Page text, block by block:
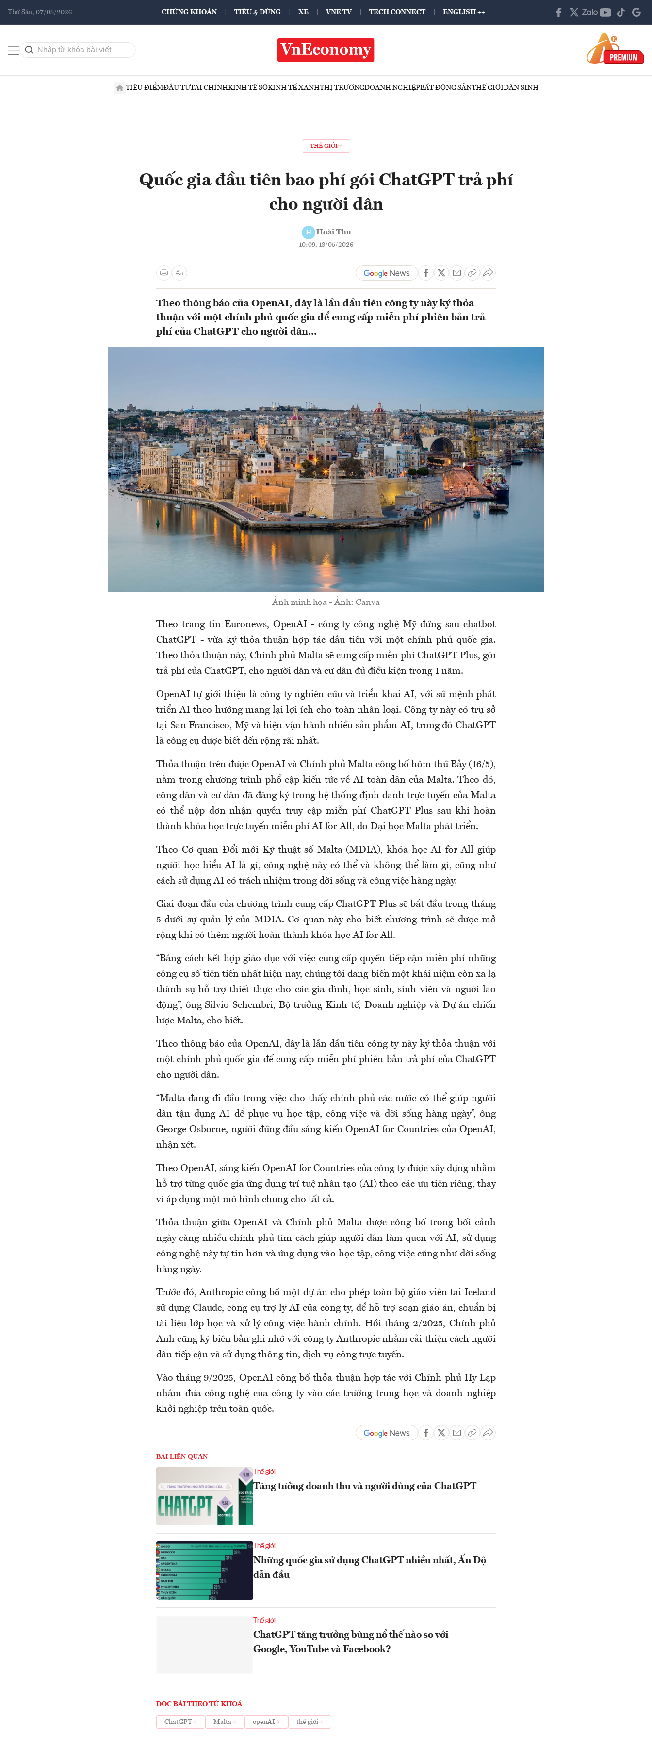
Thứ Sáu, 07/08/2026 CHỨNG KHOÁN TIÊU & DÙNG XE VNE TV TECH CONNECT ENGLISH ++
TIÊU ĐIỂMĐẦU TƯTÀI CHÍNHKINH TẾ SỐKINH TẾ XANHTHỊ TRƯỜNGDOANH NGHIỆPBẤT ĐỘNG SẢNTHẾ GIỚIDÂN SINH
THẾ GIỚI
Quốc gia đầu tiên bao phí gói ChatGPT trả phí
cho người dân
H Hoài Thu
10:09, 18/05/2026
Theo thông báo của OpenAI, đây là lần đầu tiên công ty này ký thỏa
thuận với một chính phủ quốc gia để cung cấp miễn phí phiên bản trả
phí của ChatGPT cho người dân...
Ảnh minh họa - Ảnh: Canva
Theo trang tin Euronews, OpenAI - công ty công nghệ Mỹ đứng sau chatbot
ChatGPT - vừa ký thỏa thuận hợp tác đầu tiên với một chính phủ quốc gia.
Theo thỏa thuận này, Chính phủ Malta sẽ cung cấp miễn phí ChatGPT Plus, gói
trả phí của ChatGPT, cho người dân và cư dân đủ điều kiện trong 1 năm.
OpenAI tự giới thiệu là công ty nghiên cứu và triển khai AI, với sứ mệnh phát
triển AI theo hướng mang lại lợi ích cho toàn nhân loại. Công ty này có trụ sở
tại San Francisco, Mỹ và hiện vận hành nhiều sản phẩm AI, trong đó ChatGPT
là công cụ được biết đến rộng rãi nhất.
Thỏa thuận trên được OpenAI và Chính phủ Malta công bố hôm thứ Bảy (16/5),
nằm trong chương trình phổ cập kiến tức về AI toàn dân của Malta. Theo đó,
công dân và cư dân đã đăng ký trong hệ thống định danh trực tuyến của Malta
có thể nộp đơn nhận quyền truy cập miễn phí ChatGPT Plus sau khi hoàn
thành khóa học trực tuyến miễn phí AI for All, do Đại học Malta phát triển.
Theo Cơ quan Đổi mới Kỹ thuật số Malta (MDIA), khóa học AI for All giúp
người học hiểu AI là gì, công nghệ này có thể và không thể làm gì, cũng như
cách sử dụng AI có trách nhiệm trong đời sống và công việc hàng ngày.
Giai đoạn đầu của chương trình cung cấp ChatGPT Plus sẽ bắt đầu trong tháng
5 dưới sự quản lý của MDIA. Cơ quan này cho biết chương trình sẽ được mở
rộng khi có thêm người hoàn thành khóa học AI for All.
“Bằng cách kết hợp giáo dục với việc cung cấp quyền tiếp cận miễn phí những
công cụ số tiên tiến nhất hiện nay, chúng tôi đang biến một khái niệm còn xa lạ
thành sự hỗ trợ thiết thực cho các gia đình, học sinh, sinh viên và người lao
động”, ông Silvio Schembri, Bộ trưởng Kinh tế, Doanh nghiệp và Dự án chiến
lược Malta, cho biết.
Theo thông báo của OpenAI, đây là lần đầu tiên công ty này ký thỏa thuận với
một chính phủ quốc gia để cung cấp miễn phí phiên bản trả phí của ChatGPT
cho người dân.
“Malta đang đi đầu trong việc cho thấy chính phủ các nước có thể giúp người
dân tận dụng AI để phục vụ học tập, công việc và đời sống hàng ngày”, ông
George Osborne, người đứng đầu sáng kiến OpenAI for Countries của OpenAI,
nhận xét.
Theo OpenAI, sáng kiến OpenAI for Countries của công ty được xây dựng nhằm
hỗ trợ từng quốc gia ứng dụng trí tuệ nhân tạo (AI) theo các ưu tiên riêng, thay
vì áp dụng một mô hình chung cho tất cả.
Thỏa thuận giữa OpenAI và Chính phủ Malta được công bố trong bối cảnh
ngày càng nhiều chính phủ tìm cách giúp người dân làm quen với AI, sử dụng
công nghệ này tự tin hơn và ứng dụng vào học tập, công việc cũng như đời sống
hàng ngày.
Trước đó, Anthropic công bố một dự án cho phép toàn bộ giáo viên tại Iceland
sử dụng Claude, công cụ trợ lý AI của công ty, để hỗ trợ soạn giáo án, chuẩn bị
tài liệu lớp học và xử lý công việc hành chính. Hồi tháng 2/2025, Chính phủ
Anh cũng ký biên bản ghi nhớ với công ty Anthropic nhằm cải thiện cách người
dân tiếp cận và sử dụng thông tin, dịch vụ công trực tuyến.
Vào tháng 9/2025, OpenAI công bố thỏa thuận hợp tác với Chính phủ Hy Lạp
nhằm đưa công nghệ của công ty vào các trường trung học và doanh nghiệp
khởi nghiệp trên toàn quốc.
BÀI LIÊN QUAN
Thế giới
Tăng tưởng doanh thu và người dùng của ChatGPT
Thế giới
Những quốc gia sử dụng ChatGPT nhiều nhất, Ấn Độ
dẫn đầu
Thế giới
ChatGPT tăng trưởng bùng nổ thế nào so với
Google, YouTube và Facebook?
ĐỌC BÀI THEO TỪ KHOÁ
ChatGPT Malta openAI thế giới